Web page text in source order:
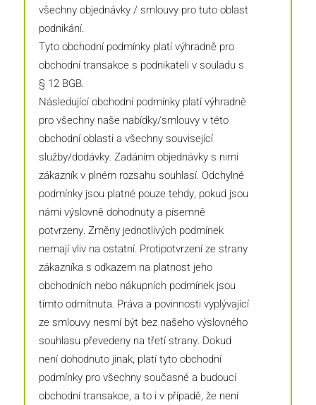
všechny objednávky / smlouvy pro tuto oblast
podnikání.
Tyto obchodní podmínky platí výhradně pro
obchodní transakce s podnikateli v souladu s
§ 12 BGB.
Následující obchodní podmínky platí výhradně
pro všechny naše nabídky/smlouvy v této
obchodní oblasti a všechny související
služby/dodávky. Zadáním objednávky s nimi
zákazník v plném rozsahu souhlasí. Odchylné
podmínky jsou platné pouze tehdy, pokud jsou
námi výslovně dohodnuty a písemně
potvrzeny. Změny jednotlivých podmínek
nemají vliv na ostatní. Protipotvrzení ze strany
zákazníka s odkazem na platnost jeho
obchodních nebo nákupních podmínek jsou
tímto odmítnuta. Práva a povinnosti vyplývající
ze smlouvy nesmí být bez našeho výslovného
souhlasu převedeny na třetí strany. Dokud
není dohodnuto jinak, platí tyto obchodní
podmínky pro všechny současné a budoucí
obchodní transakce, a to i v případě, že není